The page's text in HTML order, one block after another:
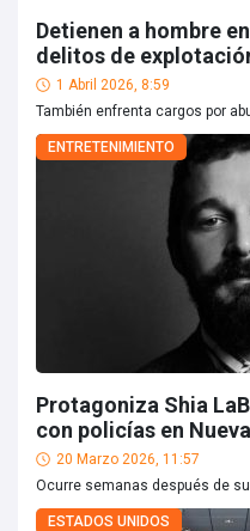
Detienen a hombre
delitos de
1 Abril 2026, 8:59
También enfrenta cargos por
ENTRETENIMIENTO
Protagoniza Shia
con policías en
20 Marzo 2026, 11:57
Ocurre semanas después de
ESTADOS UNIDOS